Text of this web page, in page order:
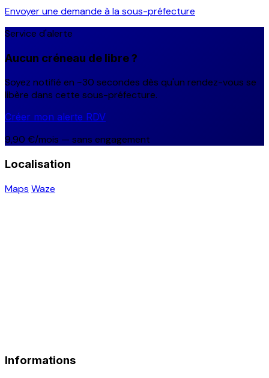
Envoyer une demande à la sous-préfecture
Service d'alerte
Aucun créneau de libre ?
Soyez notifié en ~30 secondes dès qu'un rendez-vous se
libère dans cette sous-préfecture.
Créer mon alerte RDV
9,90 €/mois — sans engagement
Localisation
Maps Waze
Informations